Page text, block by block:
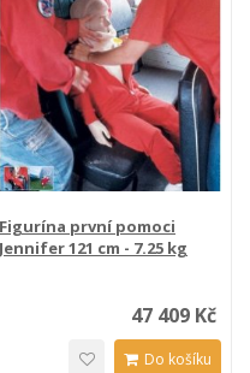
Figurína první pomoci
Jennifer 121 cm - 7.25 kg
47 409 Kč
Do košíku